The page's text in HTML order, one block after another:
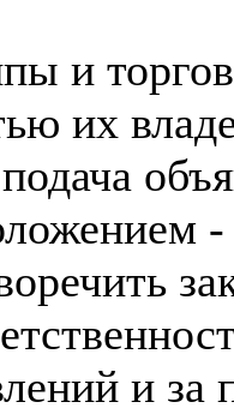
и
их
-
и за